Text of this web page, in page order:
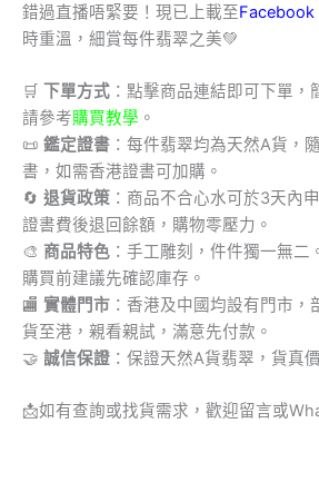
錯過直播唔緊要！現已上載至Facebook
時重溫，細賞每件翡翠之美💚
🛒 下單方式 ：點擊商品連結即可下單，
請參考購買教學 。
📜 鑑定證書 ：每件翡翠均為天然A貨，
書，如需香港證書可加購。
🔄 退貨政策 ：商品不合心水可於3天內
證書費後退回餘額，購物零壓力。
🎨 商品特色 ：手工雕刻，件件獨一無二
購買前建議先確認庫存。
🏬 實體門市 ：香港及中國均設有門市，
貨至港，親看親試，滿意先付款。
🤝 誠信保證 ：保證天然A貨翡翠，貨真
📩如有查詢或找貨需求，歡迎留言或